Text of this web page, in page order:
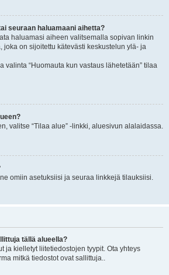
seuraan haluamaani aihetta?
haluamasi aiheen valitsemalla sopivan linkin
joka on sijoitettu kätevästi keskustelun ylä- ja
valinta “Huomauta kun vastaus lähetetään” tilaa
valitse “Tilaa alue” -linkki, aluesivun alalaidassa.
omiin asetuksiisi ja seuraa linkkejä tilauksiisi.
tällä alueella?
ja kielletyt liitetiedostojen tyypit. Ota yhteys
mitkä tiedostot ovat sallittuja..